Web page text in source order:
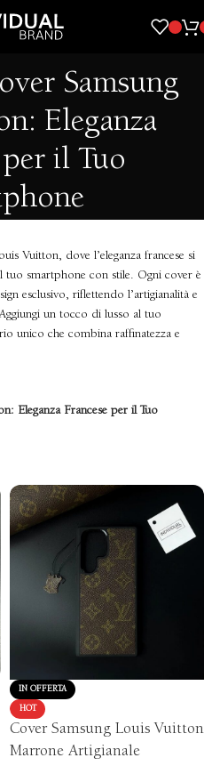
Samsung
Eleganza
per il Tuo
Vuitton, dove l’eleganza francese si
tuo smartphone con stile. Ogni cover è
esclusivo, riflettendo l’artigianalità e
un tocco di lusso al tuo
unico che combina raffinatezza e
Eleganza Francese per il Tuo
IN OFFERTA
HOT
Cover Samsung Louis Vuitton
Marrone Artigianale